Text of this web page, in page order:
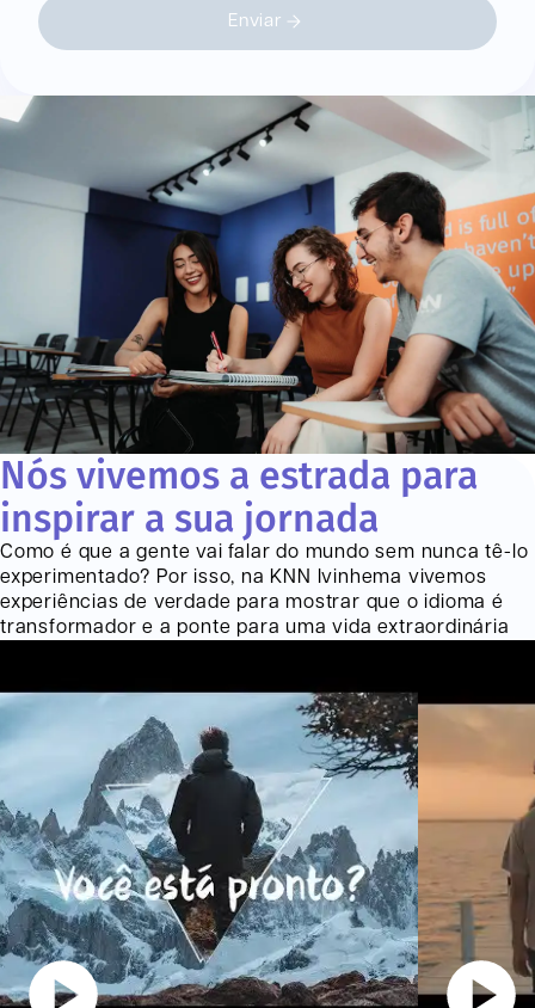
Enviar
Nós vivemos a estrada para
inspirar a sua jornada
Como é que a gente vai falar do mundo sem nunca tê-lo
experimentado? Por isso, na KNN
Ivinhema vivemos
experiências de verdade para mostrar que o idioma é
transformador e a ponte para uma vida extraordinária